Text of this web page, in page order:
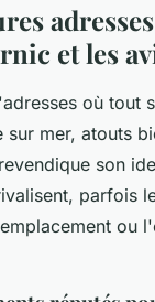
et les
où tout
sur mer, atouts
son
parfois
ou